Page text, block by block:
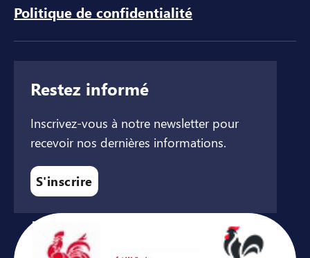
Politique de confidentialité
Restez informé
Inscrivez-vous à notre newsletter pour
recevoir nos dernières informations.
S'inscrire
Avec le soutien de ...